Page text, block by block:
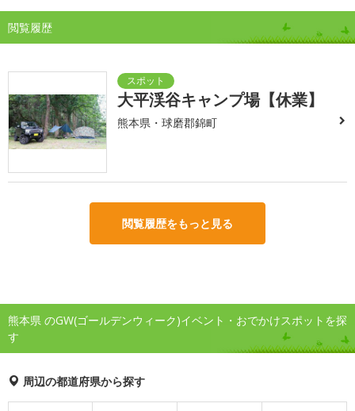
閲覧履歴
大平渓谷キャンプ場【休業】
熊本県・球磨郡錦町
閲覧履歴をもっと見る
熊本県 のGW(ゴールデンウィーク)イベント・おでかけスポットを探
す
周辺の都道府県から探す